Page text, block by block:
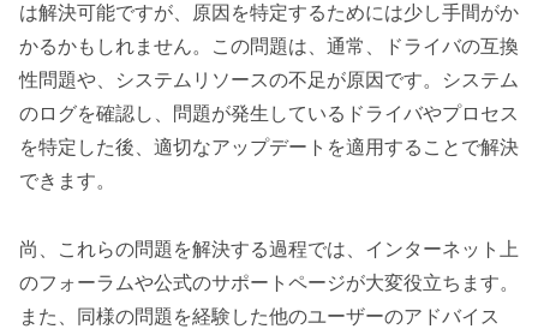
は解決可能ですが、原因を特定するためには少し手間がか
かるかもしれません。この問題は、通常、ドライバの互換
性問題や、システムリソースの不足が原因です。システム
のログを確認し、問題が発生しているドライバやプロセス
を特定した後、適切なアップデートを適用することで解決
できます。
尚、これらの問題を解決する過程では、インターネット上
のフォーラムや公式のサポートページが大変役立ちます。
また、同様の問題を経験した他のユーザーのアドバイス